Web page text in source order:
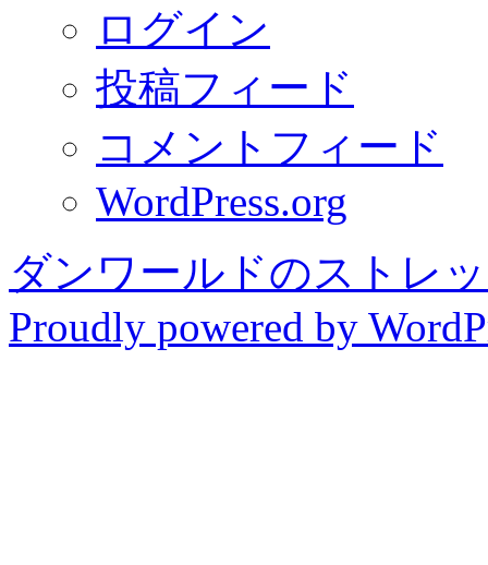
ログイン
投稿フィード
コメントフィード
WordPress.org
ダンワールドのストレ
Proudly powered by